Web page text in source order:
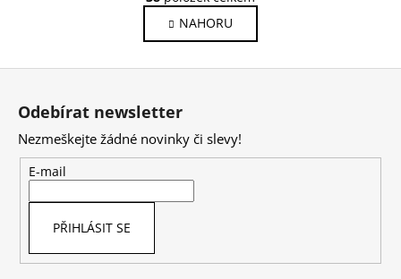
v
l
á
d
p
r
ý
á
n
k
í
NAHORU
Z
Odebírat newsletter
Nezmeškejte žádné novinky či slevy!
E-mail
PŘIHLÁSIT SE